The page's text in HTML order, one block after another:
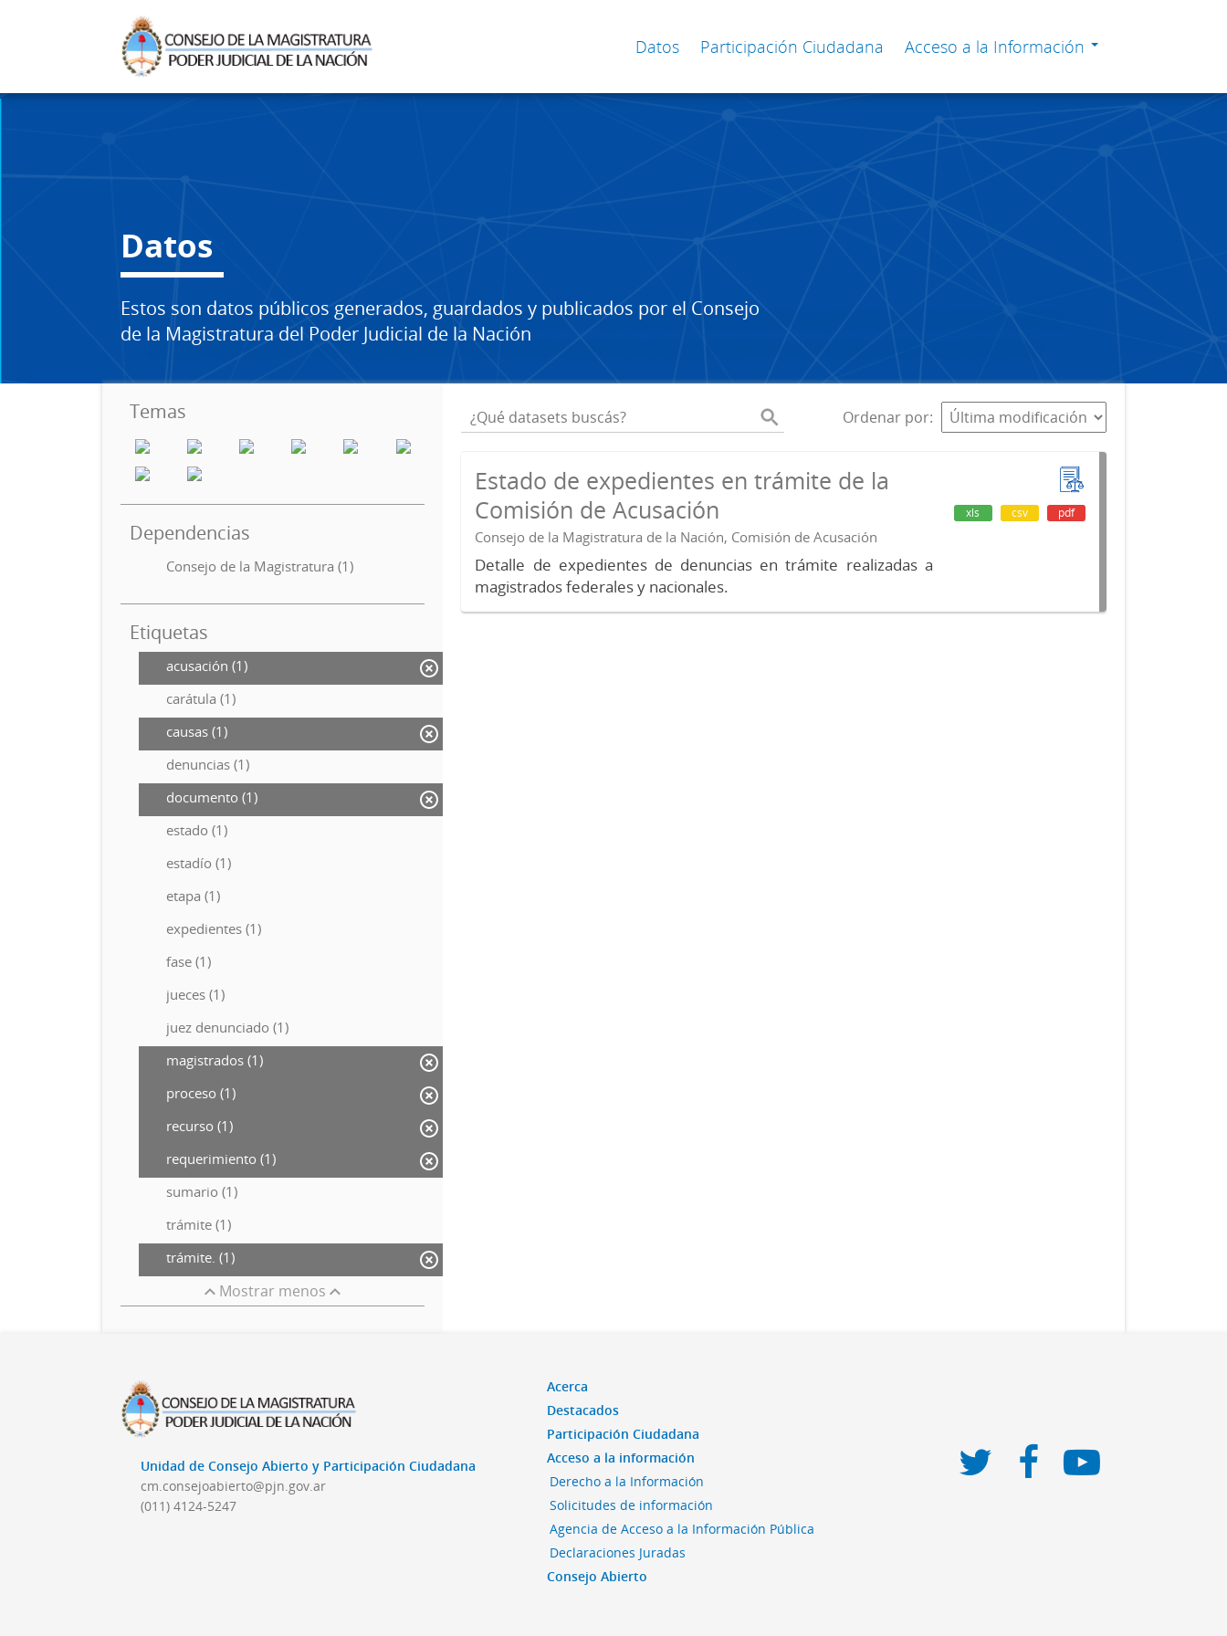
Datos Participación Ciudadana Acceso a la Información
Datos
Estos son datos públicos generados, guardados y publicados por el Consejo
de la Magistratura del Poder Judicial de la Nación
Temas
Dependencias
Consejo de la Magistratura (1)
Etiquetas
acusación (1)
carátula (1)
causas (1)
denuncias (1)
documento (1)
estado (1)
estadío (1)
etapa (1)
expedientes (1)
fase (1)
jueces (1)
juez denunciado (1)
magistrados (1)
proceso (1)
recurso (1)
requerimiento (1)
sumario (1)
trámite (1)
trámite. (1)
Mostrar menos
Ordenar por
Estado de expedientes en trámite de la
Comisión de Acusación
Consejo de la Magistratura de la Nación, Comisión de Acusación
Detalle de expedientes de denuncias en trámite realizadas a
magistrados federales y nacionales.
xls csv pdf
Unidad de Consejo Abierto y Participación Ciudadana
cm.consejoabierto@pjn.gov.ar
(011) 4124-5247
Acerca
Destacados
Participación Ciudadana
Acceso a la información
Derecho a la Información
Solicitudes de información
Agencia de Acceso a la Información Pública
Declaraciones Juradas
Consejo Abierto